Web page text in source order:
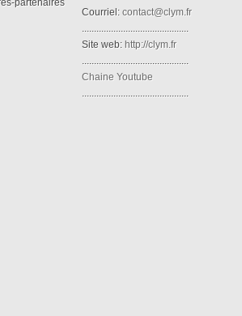
partenaires
Courriel: contact@clym.fr
............................................
Site web: http://clym.fr
............................................
Chaine Youtube
............................................